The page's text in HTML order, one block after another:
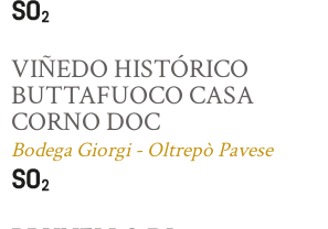
VIÑEDO HISTÓRICO
BUTTAFUOCO CASA
CORNO DOC
Bodega Giorgi - Oltrepò Pavese